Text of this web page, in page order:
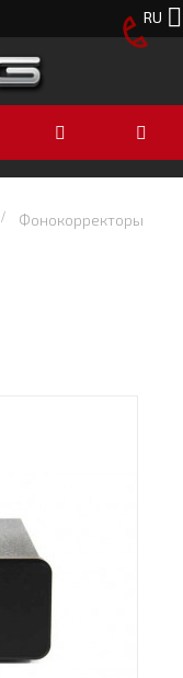
RU
Фонокорректоры